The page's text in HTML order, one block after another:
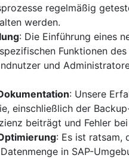
regelmäßig
werden.
: Die Einführung eines
Funktionen
und
: Unsere
einschließlich der
beiträgt und Fehler
: Es ist ratsam,
in SAP-